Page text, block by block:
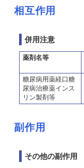
相互作用
併用注意
薬剤名等
糖尿病用薬経口糖
尿病治療薬インス
リン製剤等
副作用
その他の副作用